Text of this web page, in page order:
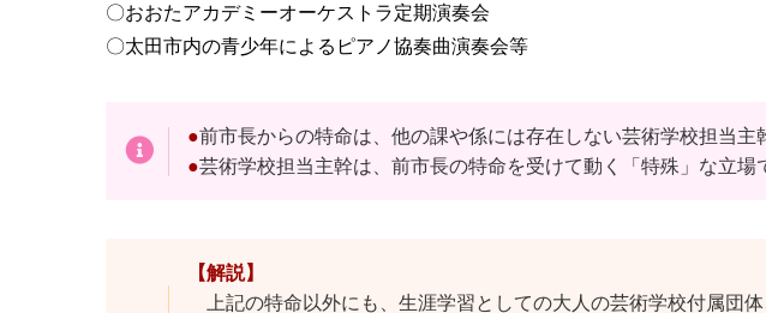
〇おおたアカデミーオーケストラ定期演奏会
〇太田市内の青少年によるピアノ協奏曲演奏会等
●前市長からの特命は、他の課や係には存在しない芸術学校担当主
●芸術学校担当主幹は、前市長の特命を受けて動く「特殊」な立場
【解説】
上記の特命以外にも、生涯学習としての大人の芸術学校付属団